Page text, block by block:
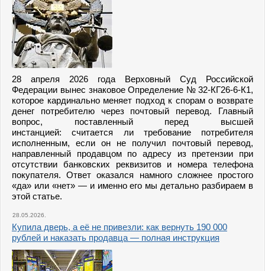
28 апреля 2026 года Верховный Суд Российской
Федерации вынес знаковое Определение № 32-КГ26-6-К1,
которое кардинально меняет подход к спорам о возврате
денег потребителю через почтовый перевод. Главный
вопрос, поставленный перед высшей
инстанцией: считается ли требование потребителя
исполненным, если он не получил почтовый перевод,
направленный продавцом по адресу из претензии при
отсутствии банковских реквизитов и номера телефона
покупателя. Ответ оказался намного сложнее простого
«да» или «нет» — и именно его мы детально разбираем в
этой статье.
28.05.2026.
Купила дверь, а её не привезли: как вернуть 190 000
рублей и наказать продавца — полная инструкция